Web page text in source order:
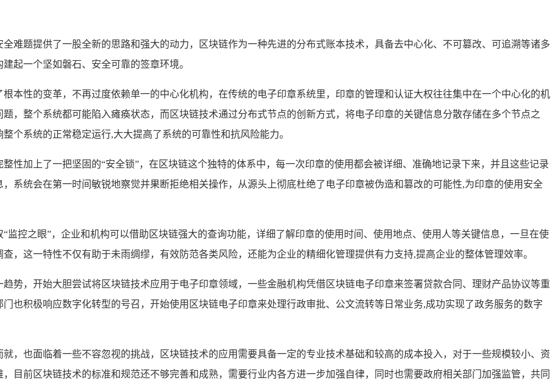
难题提供了一股全新的思路和强大的动力，区块链作为一种先进的分布式账本技术，具备去中心化、不可篡改、可追溯等诸多
起一个坚如磐石、安全可靠的签章环境。
本性的变革，不再过度依赖单一的中心化机构，在传统的电子印章系统里，印章的管理和认证大权往往集中在一个中心化的机
，整个系统都可能陷入瘫痪状态，而区块链技术通过分布式节点的创新方式，将电子印章的关键信息分散存储在多个节点之
个系统的正常稳定运行,大大提高了系统的可靠性和抗风险能力。
性加上了一把坚固的“安全锁”，在区块链这个独特的体系中，每一次印章的使用都会被详细、准确地记录下来，并且这些记录
系统会在第一时间敏锐地察觉并果断拒绝相关操作，从源头上彻底杜绝了电子印章被伪造和篡改的可能性,为印章的使用安全
监控之眼”，企业和机构可以借助区块链强大的查询功能，详细了解印章的使用时间、使用地点、使用人等关键信息，一旦在使
，这一特性不仅有助于未雨绸缪，有效防范各类风险，还能为企业的精细化管理提供有力支持,提高企业的整体管理效率。
势，开始大胆尝试将区块链技术应用于电子印章领域，一些金融机构凭借区块链电子印章来签署贷款合同、理财产品协议等重
也积极响应数字化转型的号召，开始使用区块链电子印章来处理行政审批、公文流转等日常业务,成功实现了政务服务的数字
，也面临着一些不容忽视的挑战，区块链技术的应用需要具备一定的专业技术基础和较高的成本投入，对于一些规模较小、资
目前区块链技术的标准和规范还不够完善和成熟，需要行业内各方进一步加强自律，同时也需要政府相关部门加强监管，共同